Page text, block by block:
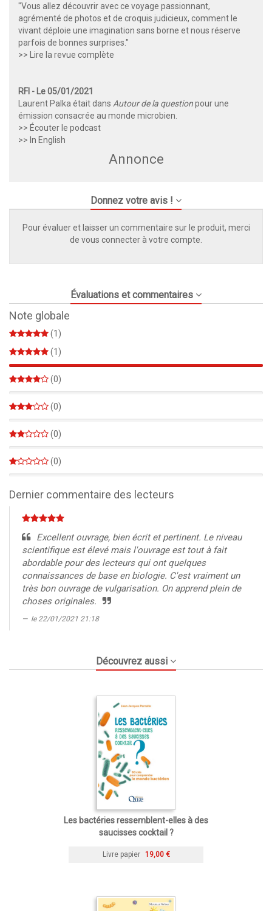
"Vous allez découvrir avec ce voyage passionnant,
agrémenté de photos et de croquis judicieux, comment le
vivant déploie une imagination sans borne et nous réserve
parfois de bonnes surprises."
>> Lire la revue complète
RFI - Le 05/01/2021
Laurent Palka était dans Autour de la questionpour une
émission consacrée au monde microbien.
>> Écouter le podcast
>> In English
Annonce
Donnez votre avis !
Pour évaluer et laisser un commentaire sur le produit, merci
de vous connecter à votre compte.
Évaluations et commentaires
Note globale
(1)
(1)
100%
(0)
(0)
(0)
(0)
Dernier commentaire des lecteurs
Excellent ouvrage, bien écrit et pertinent. Le niveau
scientifique est élevé mais l'ouvrage est tout à fait
abordable pour des lecteurs qui ont quelques
connaissances de base en biologie. C'est vraiment un
très bon ouvrage de vulgarisation. On apprend plein de
choses originales.
le 22/01/2021 21:18
Découvrez aussi
Les bactéries ressemblent-elles à des
saucisses cocktail ?
Livre papier 19,00 €